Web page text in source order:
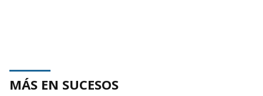
MÁS EN SUCESOS